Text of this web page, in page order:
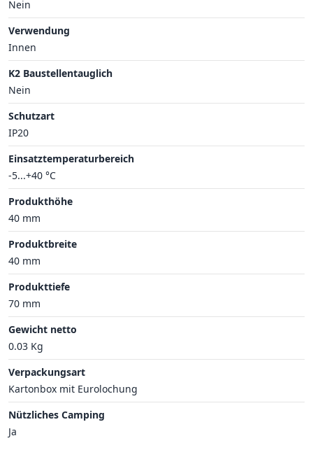
Nein
Verwendung
Innen
K2 Baustellentauglich
Nein
Schutzart
IP20
Einsatztemperaturbereich
-5...+40 °C
Produkthöhe
40 mm
Produktbreite
40 mm
Produkttiefe
70 mm
Gewicht netto
0.03 Kg
Verpackungsart
Kartonbox mit Eurolochung
Nützliches Camping
Ja